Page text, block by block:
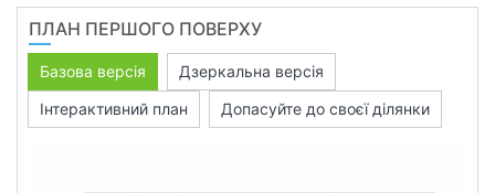
ПЛАН ПЕРШОГО ПОВЕРХУ
Базова версія
Дзеркальна версія
Інтерактивний план
Допасуйте до своєї ділянки